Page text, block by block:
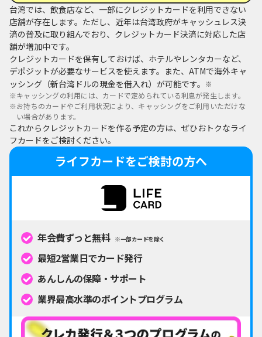
台湾では、飲食店など、一部にクレジットカードを利用できない
店舗が存在します。ただし、近年は台湾政府がキャッシュレス決
済の普及に取り組んでおり、クレジットカード決済に対応した店
舗が増加中です。
クレジットカードを保有しておけば、ホテルやレンタカーなど、
デポジットが必要なサービスを使えます。また、ATMで海外キャ
ッシング（新台湾ドルの現金を借入れ）が可能です。 ※
※キャッシングの利用には、カードで定められている利息が発生します。
※お持ちのカードやご利用状況により、キャッシングをご利用いただけな
い場合があります。
これからクレジットカードを作る予定の方は、ぜひおトクなライ
フカードをご検討ください。
ライフカードをご検討の方へ
年会費ずっと無料 ※一部カードを除く
最短2営業日でカード発行
あんしんの保障・サポート
業界最高水準のポイントプログラム